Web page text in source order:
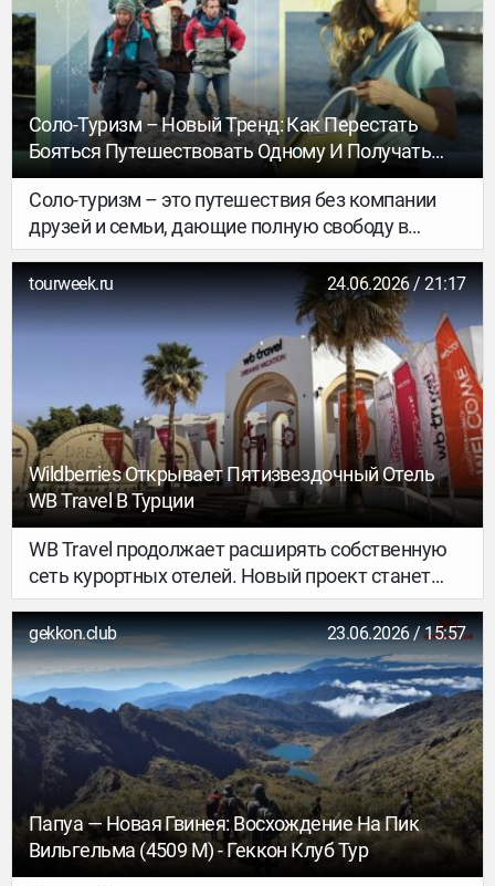
Соло-Туризм – Новый Тренд: Как Перестать
Бояться Путешествовать Одному И Получать
Удовольствие От Поездки
Соло-туризм – это путешествия без компании
друзей и семьи, дающие полную свободу в
выборе маршрута и исследовании
понравившихся мест. Сейчас тренд на
путешествия в одиночку набирает популярность
во всем мире. Теперь это не отчаянный шаг, от
безысходности, когда не с кем поехать, а
осознанный выбор провести время наедине с
собой.
tourweek.ru 24.06.2026 / 21:17
Wildberries Открывает Пятизвездочный Отель
WB Travel В Турции
WB Travel продолжает расширять собственную
сеть курортных отелей. Новый проект станет
первым пятизвездочным объектом бренда и
начнет принимать туристов уже летом 2026
года.
gekkon.club 23.06.2026 / 15:57
Папуа — Новая Гвинея: Восхождение На Пик
Вильгельма (4509 М) - Геккон Клуб Тур